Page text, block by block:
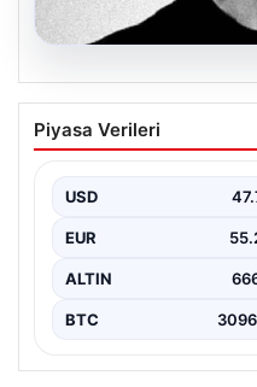
06.08.2026
Klibinde silah
Keskin ile 3
Piyasa Verileri
USD
EUR
ALTIN
BTC